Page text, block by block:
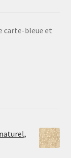
carte-bleue et